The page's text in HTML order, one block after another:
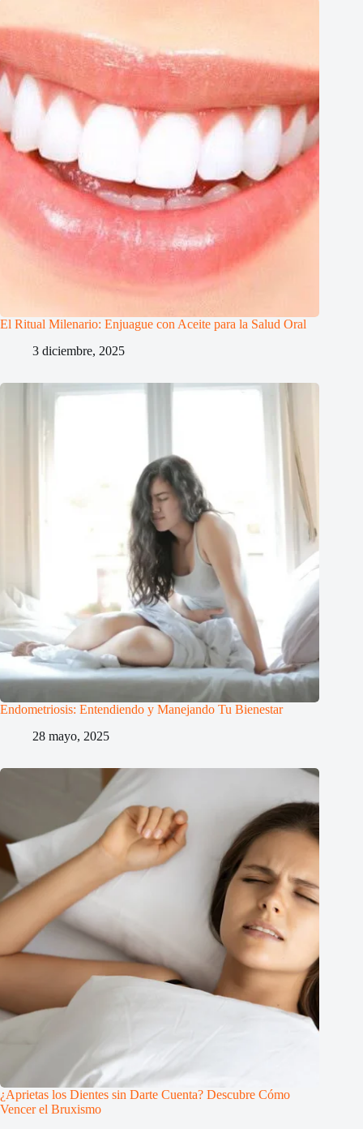
El Ritual Milenario: Enjuague con Aceite para la Salud Oral
3 diciembre, 2025
Endometriosis: Entendiendo y Manejando Tu Bienestar
28 mayo, 2025
¿Aprietas los Dientes sin Darte Cuenta? Descubre Cómo
Vencer el Bruxismo